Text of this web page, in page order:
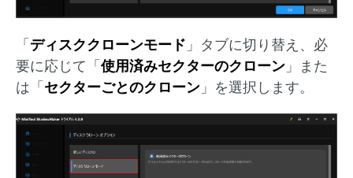
「 ディスククローンモード 」タブに切り替え、必
要に応じて「 使用済みセクターのクローン 」また
は「 セクターごとのクローン 」を選択します。